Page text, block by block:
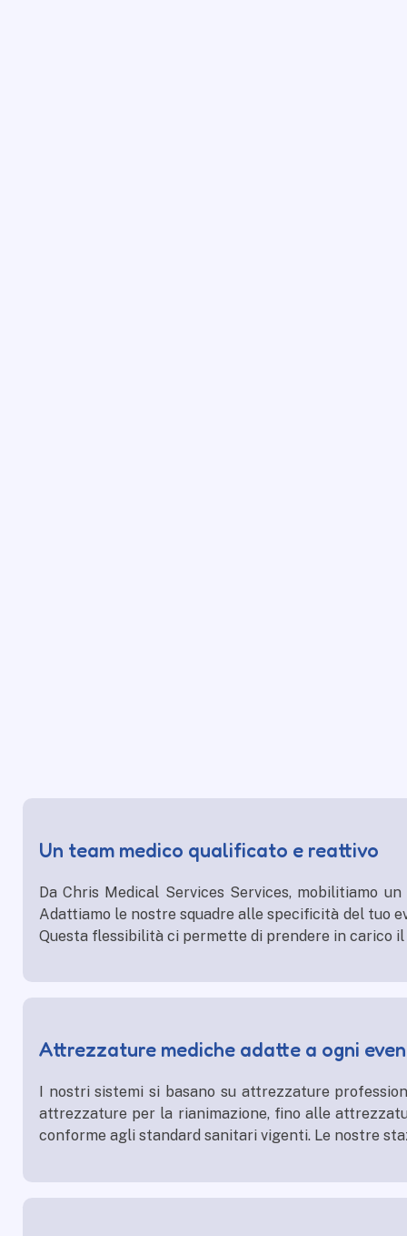
Un team medico qualificato e reattivo
Da Chris Medical Services Services, mobilitiamo
Adattiamo le nostre squadre alle specificità del tuo
Questa flessibilità ci permette di prendere in carico
Attrezzature mediche adatte a ogni
I nostri sistemi si basano su attrezzature
attrezzature per la rianimazione, fino alle
conforme agli standard sanitari vigenti. Le nostre